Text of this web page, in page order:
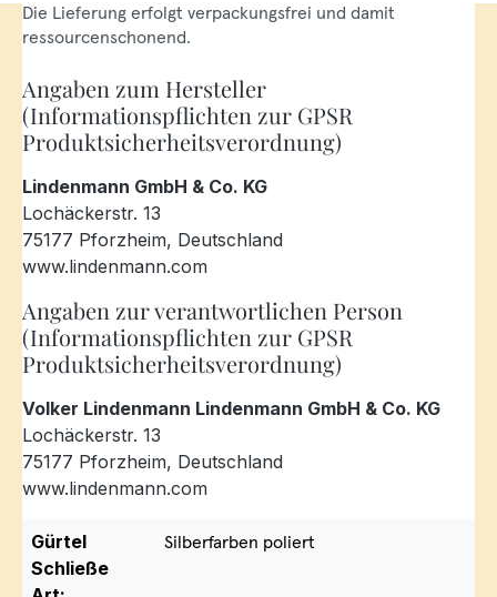
Die Lieferung erfolgt verpackungsfrei und damit
ressourcenschonend.
Angaben zum Hersteller
(Informationspflichten zur GPSR
Produktsicherheitsverordnung)
Lindenmann GmbH & Co. KG
Lochäckerstr. 13
75177 Pforzheim, Deutschland
www.lindenmann.com
Angaben zur verantwortlichen Person
(Informationspflichten zur GPSR
Produktsicherheitsverordnung)
Volker Lindenmann Lindenmann GmbH & Co. KG
Lochäckerstr. 13
75177 Pforzheim, Deutschland
www.lindenmann.com
Gürtel
Schließe
Silberfarben poliert